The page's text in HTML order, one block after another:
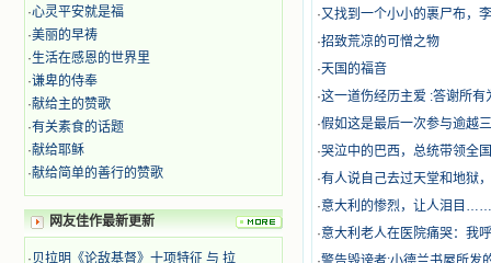
灵命的更新，德行的馨香如何上达天
庭。啊，在这世上曾住过那么多热心
的圣人，为了传播福音，他们告别亲
人，舍下了他们手中的一切，轻快地
的世界里去。啊，若不是主的引领，
我可能到死还不认识他们呢！ 我
的心灵从主给我的这些圣人的言行中
选取了最美的色彩；当他们的一生在
奋啊！当我读到他们为主而受人逼
迫、凌辱，为将福音广传而被人追杀
时，我为他们的在天之灵祈祷，我哭
·心灵平安就是福
·美丽的早祷
·生活在感恩的世界里
·谦卑的侍奉
·献给主的赞歌
·有关素食的话题
·献给耶稣
·献给简单的善行的赞歌
网友佳作最新更新
·贝拉明《论敌基督》十项特征 与 拉
·又找到一个小小的裹尸布，
·招致荒凉的可憎之物
·天国的福音
·这一道伤经历主爱 :答谢所
·假如这是最后一次参与逾越
·哭泣中的巴西，总统带领全
·有人说自己去过天堂和地狱
·意大利的惨烈，让人泪目
·意大利老人在医院痛哭：我